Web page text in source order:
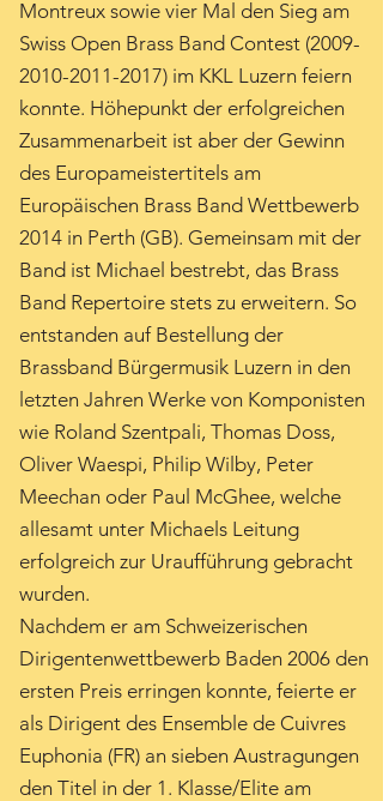
Montreux sowie vier Mal den Sieg am
Swiss Open Brass Band Contest (2009-
2010-2011-2017) im KKL Luzern feiern
konnte. Höhepunkt der erfolgreichen
Zusammenarbeit ist aber der Gewinn
des Europameistertitels am
Europäischen Brass Band Wettbewerb
2014 in Perth (GB). Gemeinsam mit der
Band ist Michael bestrebt, das Brass
Band Repertoire stets zu erweitern. So
entstanden auf Bestellung der
Brassband Bürgermusik Luzern in den
letzten Jahren Werke von Komponisten
wie Roland Szentpali, Thomas Doss,
Oliver Waespi, Philip Wilby, Peter
Meechan oder Paul McGhee, welche
allesamt unter Michaels Leitung
erfolgreich zur Uraufführung gebracht
wurden.
Nachdem er am Schweizerischen
Dirigentenwettbewerb Baden 2006 den
ersten Preis erringen konnte, feierte er
als Dirigent des Ensemble de Cuivres
Euphonia (FR) an sieben Austragungen
den Titel in der 1. Klasse/Elite am